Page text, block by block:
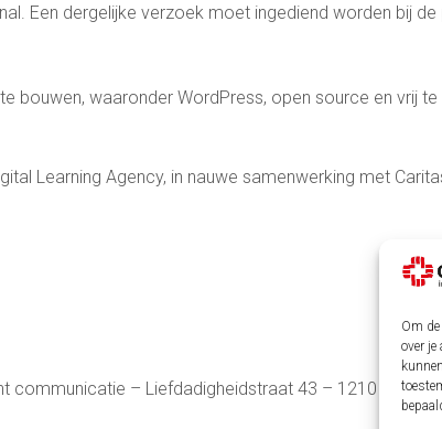
Om
over je
Een dergelijke verzoek moet ingediend worden bij
bouwen, waaronder WordPress, open source en vrij
Learning Agency, in nauwe samenwerking met
communicatie – Liefdadigheidstraat 43 – 1210